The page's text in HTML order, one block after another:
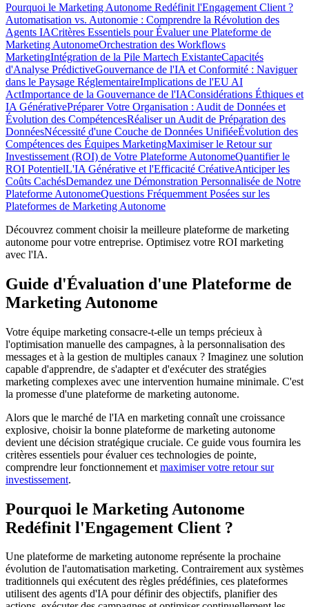
Pourquoi le Marketing Autonome Redéfinit l'Engagement Client ?
Automatisation vs. Autonomie : Comprendre la Révolution des
Agents IACritères Essentiels pour Évaluer une Plateforme de
Marketing AutonomeOrchestration des Workflows
MarketingIntégration de la Pile Martech ExistanteCapacités
d'Analyse PrédictiveGouvernance de l'IA et Conformité : Naviguer
dans le Paysage RéglementaireImplications de l'EU AI
ActImportance de la Gouvernance de l'IAConsidérations Éthiques et
IA GénérativePréparer Votre Organisation : Audit de Données et
Évolution des CompétencesRéaliser un Audit de Préparation des
DonnéesNécessité d'une Couche de Données UnifiéeÉvolution des
Compétences des Équipes MarketingMaximiser le Retour sur
Investissement (ROI) de Votre Plateforme AutonomeQuantifier le
ROI PotentielL'IA Générative et l'Efficacité CréativeAnticiper les
Coûts CachésDemandez une Démonstration Personnalisée de Notre
Plateforme AutonomeQuestions Fréquemment Posées sur les
Plateformes de Marketing Autonome
Découvrez comment choisir la meilleure plateforme de marketing
autonome pour votre entreprise. Optimisez votre ROI marketing
avec l'IA.
Guide d'Évaluation d'une Plateforme de
Marketing Autonome
Votre équipe marketing consacre-t-elle un temps précieux à
l'optimisation manuelle des campagnes, à la personnalisation des
messages et à la gestion de multiples canaux ? Imaginez une solution
capable d'apprendre, de s'adapter et d'exécuter des stratégies
marketing complexes avec une intervention humaine minimale. C'est
la promesse d'une plateforme de marketing autonome.
Alors que le marché de l'IA en marketing connaît une croissance
explosive, choisir la bonne plateforme de marketing autonome
devient une décision stratégique cruciale. Ce guide vous fournira les
critères essentiels pour évaluer ces technologies de pointe,
comprendre leur fonctionnement et maximiser votre retour sur
investissement.
Pourquoi le Marketing Autonome
Redéfinit l'Engagement Client ?
Une plateforme de marketing autonome représente la prochaine
évolution de l'automatisation marketing. Contrairement aux systèmes
traditionnels qui exécutent des règles prédéfinies, ces plateformes
utilisent des agents d'IA pour définir des objectifs, planifier des